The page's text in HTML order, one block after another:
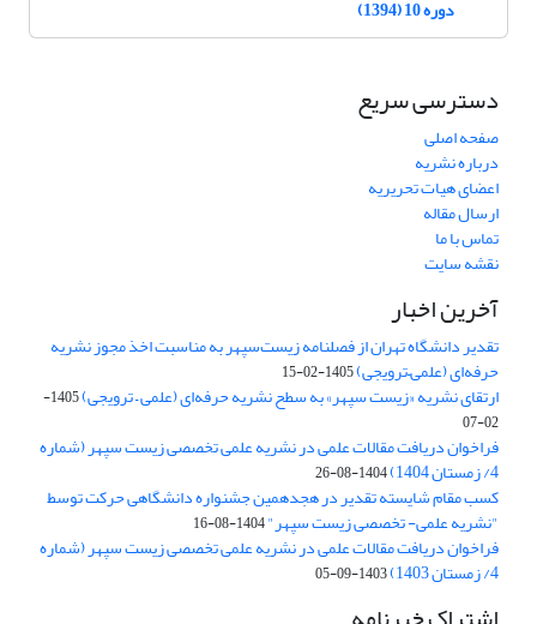
دوره 10 (1394)
دسترسی سریع
صفحه اصلی
درباره نشریه
اعضای هیات تحریریه
ارسال مقاله
تماس با ما
نقشه سایت
آخرین اخبار
تقدیر دانشگاه تهران از فصلنامه زیست‌سپهر به مناسبت اخذ مجوز نشریه
حرفه‌ای (علمی–ترویجی)1405-02-15
ارتقای نشریه «زیست‌ سپهر» به سطح نشریه حرفه‌ای (علمی – ترویجی)
1405-
02-07
فراخوان دریافت مقالات علمی در نشریه علمی تخصصی زیست سپهر (شماره
4/ زمستان 1404) 1404-08-26
کسب مقام شایسته تقدیر در هجدهمین جشنواره دانشگاهی حرکت توسط
"نشریه علمی- تخصصی زیست سپهر"1404-08-16
فراخوان دریافت مقالات علمی در نشریه علمی تخصصی زیست سپهر (شماره
4/ زمستان 1403) 1403-09-05